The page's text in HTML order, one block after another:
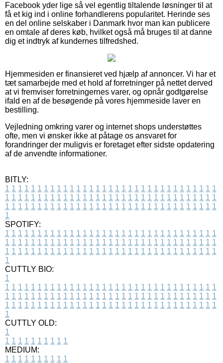
Facebook yder lige så vel egentlig tiltalende løsninger til at
få et kig ind i online forhandlerens popularitet. Herinde ses
en del online selskaber i Danmark hvor man kan publicere
en omtale af deres køb, hvilket også må bruges til at danne
dig et indtryk af kundernes tilfredshed.
Hjemmesiden er finansieret ved hjælp af annoncer. Vi har et
tæt samarbejde med et hold af forretninger på nettet derved
at vi fremviser forretningernes varer, og opnår godtgørelse
ifald en af de besøgende på vores hjemmeside laver en
bestilling.
Vejledning omkring varer og internet shops understøttes
ofte, men vi ønsker ikke at påtage os ansvaret for
forandringer der muligvis er foretaget efter sidste opdatering
af de anvendte informationer.
BITLY:
1 1 1 1 1 1 1 1 1 1 1 1 1 1 1 1 1 1 1 1 1 1 1 1 1 1 1 1 1 1 1 1 1
1 1 1 1 1 1 1 1 1 1 1 1 1 1 1 1 1 1 1 1 1 1 1 1 1 1 1 1 1 1 1 1 1
1 1 1 1 1 1 1 1 1 1 1 1 1 1 1 1 1 1 1 1 1 1 1 1 1 1 1 1 1 1 1 1 1
1
SPOTIFY:
1 1 1 1 1 1 1 1 1 1 1 1 1 1 1 1 1 1 1 1 1 1 1 1 1 1 1 1 1 1 1 1 1
1 1 1 1 1 1 1 1 1 1 1 1 1 1 1 1 1 1 1 1 1 1 1 1 1 1 1 1 1 1 1 1 1
1 1 1 1 1 1 1 1 1 1 1 1 1 1 1 1 1 1 1 1 1 1 1 1 1 1 1 1 1 1 1 1 1
1
CUTTLY BIO:
1
1 1 1 1 1 1 1 1 1 1 1 1 1 1 1 1 1 1 1 1 1 1 1 1 1 1 1 1 1 1 1 1 1
1 1 1 1 1 1 1 1 1 1 1 1 1 1 1 1 1 1 1 1 1 1 1 1 1 1 1 1 1 1 1 1 1
1 1 1 1 1 1 1 1 1 1 1 1 1 1 1 1 1 1 1 1 1 1 1 1 1 1 1 1 1 1 1 1 1
1
CUTTLY OLD:
1
1 1 1 1 1 1 1 1 1 1
MEDIUM:
1 1 1 1 1 1 1 1 1 1